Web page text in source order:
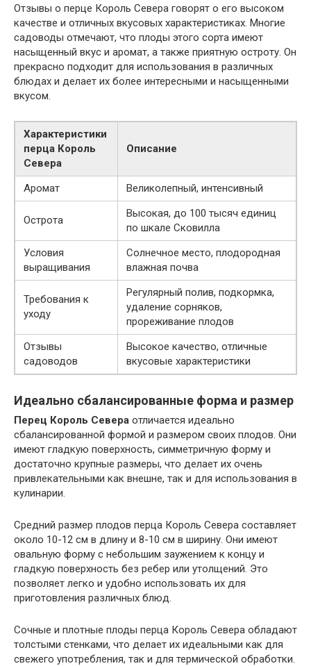
Отзывы о перце Король Севера говорят о его высоком
качестве и отличных вкусовых характеристиках. Многие
садоводы отмечают, что плоды этого сорта имеют
насыщенный вкус и аромат, а также приятную остроту. Он
прекрасно подходит для использования в различных
блюдах и делает их более интересными и насыщенными
вкусом.
Характеристики
перца Король
Севера
Описание
Аромат Великолепный, интенсивный
Острота
Высокая, до 100 тысяч единиц
по шкале Сковилла
Условия
выращивания
Солнечное место, плодородная
влажная почва
Требования к
уходу
Регулярный полив, подкормка,
удаление сорняков,
прореживание плодов
Отзывы
садоводов
Высокое качество, отличные
вкусовые характеристики
Идеально сбалансированные форма и размер
Перец Король Севера отличается идеально
сбалансированной формой и размером своих плодов. Они
имеют гладкую поверхность, симметричную форму и
достаточно крупные размеры, что делает их очень
привлекательными как внешне, так и для использования в
кулинарии.
Средний размер плодов перца Король Севера составляет
около 10-12 см в длину и 8-10 см в ширину. Они имеют
овальную форму с небольшим заужением к концу и
гладкую поверхность без ребер или утолщений. Это
позволяет легко и удобно использовать их для
приготовления различных блюд.
Сочные и плотные плоды перца Король Севера обладают
толстыми стенками, что делает их идеальными как для
свежего употребления, так и для термической обработки.